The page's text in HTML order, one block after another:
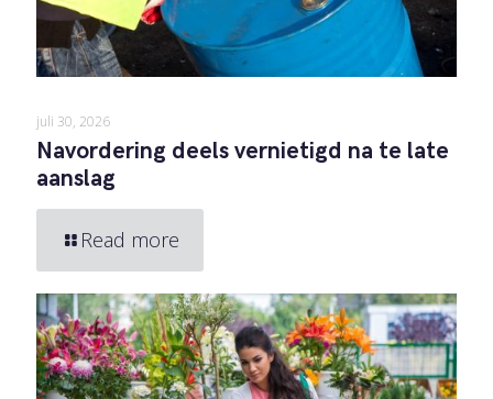
juli 30, 2026
Navordering deels vernietigd na te late
aanslag
Read more